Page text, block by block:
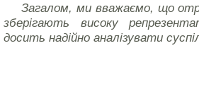
Загалом, ми вважаємо, що
зберігають високу
досить надійно аналізувати